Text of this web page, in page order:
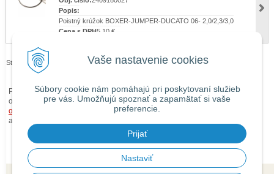
Vaše nastavenie cookies
Súbory cookie nám pomáhajú pri poskytovaní služieb
pre vás. Umožňujú spoznať a zapamätať si vaše
preferencie.
Prijať
Nastaviť
Popis:
Poistný krúžok BOXER-JUMPER-DUCATO 06- 2,0/2,3/3,0
Cena s DPH5,10 €
Stránky: 1
Pri zaslaní tovaru mimo územia Slovenskej republiky budú ku každej
objednávke prirátanénáklady na dopravu mimo územia SR podľa
obchodných podmienok
. O cene Vás budeme vopred informovať telefonicky
alebo e-mailom.